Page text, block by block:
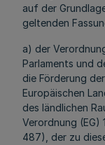
auf der
geltenden
a) der
Parlaments und
die Förderung
Europäischen
des ländlichen
Verordnung (EG)
487), der zu